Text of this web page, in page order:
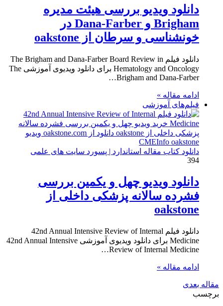
دانلود ویدیو بررسی هیئت مدیره
Brigham و Dana-Farber در
خونشناسی و سرطان از oakstone
دانلود فیلم The Brigham and Dana-Farber Board Review in
Hematology and Oncology برای دانلود ویدیوی آموزشی The
Brigham and Dana-Farber…
ادامه مقاله »
فیلم‌های آموزشی
دانلود کتاب مقاله استاندارد | پسورد سایت های علمی
394
دانلود ویدیو چهل و یکمین بررسی
فشرده سالانه پزشکی داخلی از
oakstone
دانلود فیلم 42nd Annual Intensive Review of Internal
Medicine برای دانلود ویدیوی آموزشی 42nd Annual Intensive
Review of Internal Medicine…
ادامه مقاله »
مقاله بعدی
برچسب